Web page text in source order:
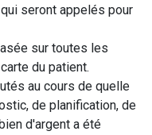
seront appelés pour
sur toutes les
du patient.
au cours de quelle
de planification, de
d'argent a été